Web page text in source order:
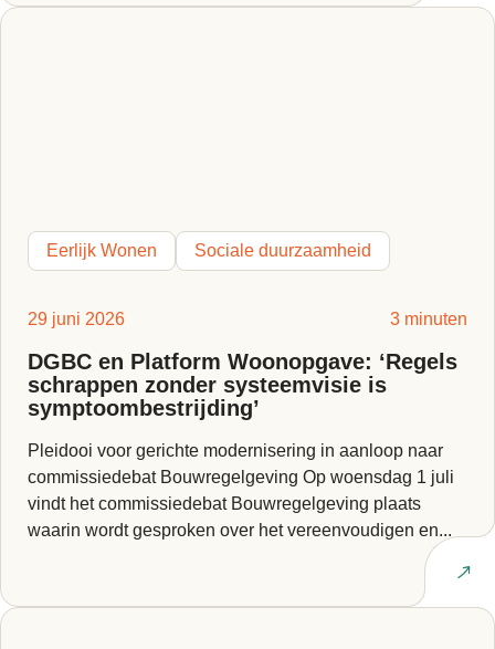
Eerlijk Wonen Sociale duurzaamheid
29 juni 2026 3 minuten
DGBC en Platform Woonopgave: ‘Regels
schrappen zonder systeemvisie is
symptoombestrijding’
Pleidooi voor gerichte modernisering in aanloop naar
commissiedebat Bouwregelgeving Op woensdag 1 juli
vindt het commissiedebat Bouwregelgeving plaats
waarin wordt gesproken over het vereenvoudigen en...
Lees artikel